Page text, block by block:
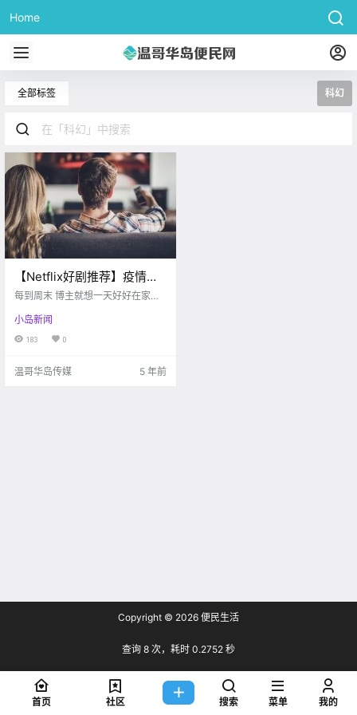
Home
全部标签 科幻
【Netflix好剧推荐】疫情当
前，出门不如窝在家追剧
级好剧，请查收！！
每到周末 博主就想一天好好在家休
伴要博主推荐好剧 造福个人，不如
造福大家 今天我们一起来看看 这周
小岛新闻
183 0
温哥华岛传媒 5 年前
Copyright © 2026 便民生活
查询 8 次，耗时 0.2752 秒
首页 社区 搜索 菜单 我的